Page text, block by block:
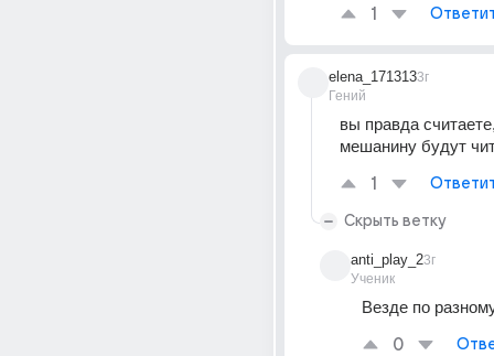
1
elena_171313
Гений
3г
вы правда
мешанину будут
1
Скрыть ветку
anti_play_2
Ученик
3г
Везде по
0